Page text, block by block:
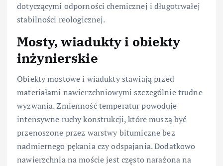
dotyczącymi odporności chemicznej i długotrwałej
stabilności reologicznej.
Mosty, wiadukty i obiekty
inżynierskie
Obiekty mostowe i wiadukty stawiają przed
materiałami nawierzchniowymi szczególnie trudne
wyzwania. Zmienność temperatur powoduje
intensywne ruchy konstrukcji, które muszą być
przenoszone przez warstwy bitumiczne bez
nadmiernego pękania czy odspajania. Dodatkowo
nawierzchnia na moście jest często narażona na